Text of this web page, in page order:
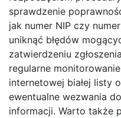
sprawdzenie
jak numer NIP czy
uniknąć błędów
zatwierdzeniu
regularne
internetowej białej listy
ewentualne wezwania
informacji. Warto także